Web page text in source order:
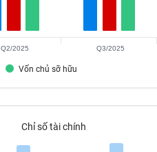
Vốn chủ sỡ hữu
Q2/2025 Q3/2025
Chỉ số tài chính